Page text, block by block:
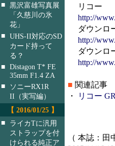
■ 黒沢富雄写真展
「久慈川の氷
花」
■ UHS-II対応のSD
カード持って
る？
■ Distagon T* FE
35mm F1.4 ZA
■
ソニーRX1R
II（実写編）
【 2016/01/25 】
■
ライカTに汎用
ストラップを付
けられる純正ア
リコー
http://
ダウンロ
http://
ダウンロ
http://
■ 関連記事
・
リコー
（ 本誌：田